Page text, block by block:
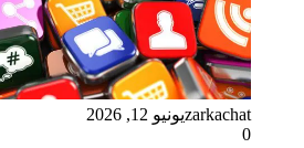
zarkachatيونيو 12, 2026
0